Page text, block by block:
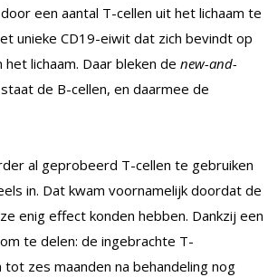
een aantal T-cellen uit het lichaam te
unieke CD19-eiwit dat zich bevindt op
lichaam. Daar bleken de new-and-
de B-cellen, en daarmee de
al geprobeerd T-cellen te gebruiken
in. Dat kwam voornamelijk doordat de
enig effect konden hebben. Dankzij een
te delen: de ingebrachte T-
zes maanden na behandeling nog